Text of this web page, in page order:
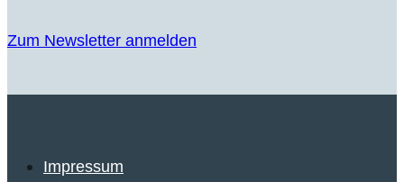
Zum Newsletter anmelden
Impressum